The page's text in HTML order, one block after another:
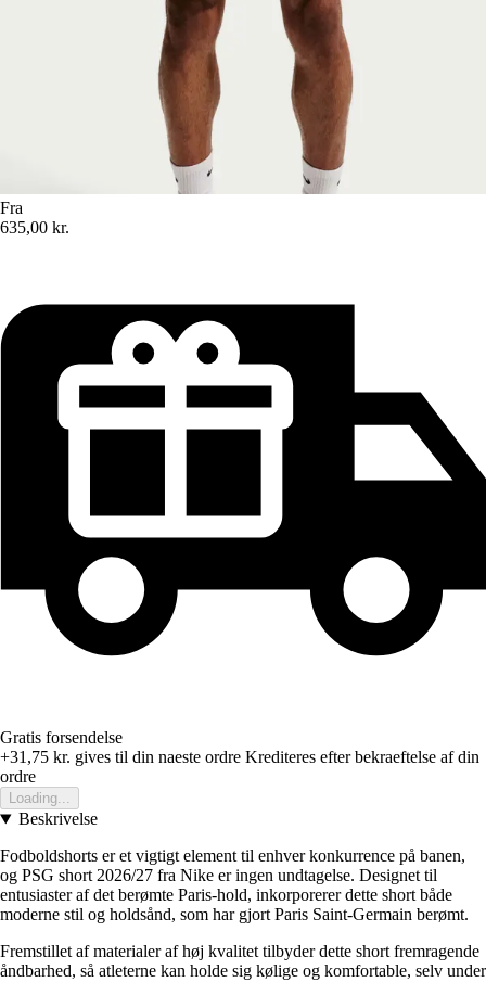
Fra
635,00 kr.
Gratis forsendelse
+31,75 kr. gives til din naeste ordre Krediteres efter bekraeftelse af din
ordre
Loading...
Beskrivelse
Fodboldshorts er et vigtigt element til enhver konkurrence på banen,
og PSG short 2026/27 fra Nike er ingen undtagelse. Designet til
entusiaster af det berømte Paris-hold, inkorporerer dette short både
moderne stil og holdsånd, som har gjort Paris Saint-Germain berømt.
Fremstillet af materialer af høj kvalitet tilbyder dette short fremragende
åndbarhed, så atleterne kan holde sig kølige og komfortable, selv under